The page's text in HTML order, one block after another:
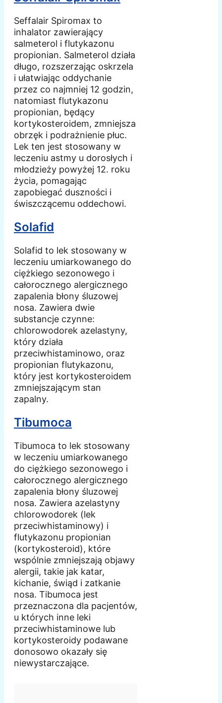
Seffalair Spiromax to
inhalator zawierający
salmeterol i flutykazonu
propionian. Salmeterol działa
długo, rozszerzając oskrzela
i ułatwiając oddychanie
przez co najmniej 12 godzin,
natomiast flutykazonu
propionian, będący
kortykosteroidem, zmniejsza
obrzęk i podrażnienie płuc.
Lek ten jest stosowany w
leczeniu astmy u dorosłych i
młodzieży powyżej 12. roku
życia, pomagając
zapobiegać duszności i
świszczącemu oddechowi.
Solafid
Solafid to lek stosowany w
leczeniu umiarkowanego do
ciężkiego sezonowego i
całorocznego alergicznego
zapalenia błony śluzowej
nosa. Zawiera dwie
substancje czynne:
chlorowodorek azelastyny,
który działa
przeciwhistaminowo, oraz
propionian flutykazonu,
który jest kortykosteroidem
zmniejszającym stan
zapalny.
Tibumoca
Tibumoca to lek stosowany
w leczeniu umiarkowanego
do ciężkiego sezonowego i
całorocznego alergicznego
zapalenia błony śluzowej
nosa. Zawiera azelastyny
chlorowodorek (lek
przeciwhistaminowy) i
flutykazonu propionian
(kortykosteroid), które
wspólnie zmniejszają objawy
alergii, takie jak katar,
kichanie, świąd i zatkanie
nosa. Tibumoca jest
przeznaczona dla pacjentów,
u których inne leki
przeciwhistaminowe lub
kortykosteroidy podawane
donosowo okazały się
niewystarczające.